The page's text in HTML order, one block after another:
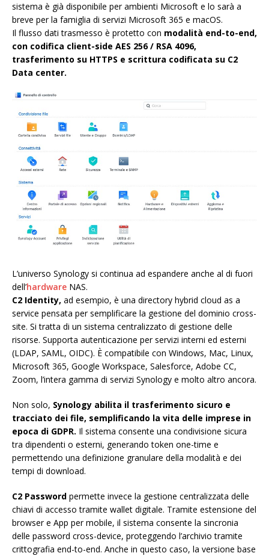
sistema è già disponibile per ambienti Microsoft e lo sarà a
breve per la famiglia di servizi Microsoft 365 e macOS.
Il flusso dati trasmesso è protetto con modalità end-to-end,
con codifica client-side AES 256 / RSA 4096,
trasferimento su HTTPS e scrittura codificata su C2
Data center.
L’universo Synology si continua ad espandere anche al di fuori
dell’hardware NAS.
C2 Identity, ad esempio, è una directory hybrid cloud as a
service pensata per semplificare la gestione del dominio cross-
site. Si tratta di un sistema centralizzato di gestione delle
risorse. Supporta autenticazione per servizi interni ed esterni
(LDAP, SAML, OIDC). È compatibile con Windows, Mac, Linux,
Microsoft 365, Google Workspace, Salesforce, Adobe CC,
Zoom, l’intera gamma di servizi Synology e molto altro ancora.
Non solo, Synology abilita il trasferimento sicuro e
tracciato dei file, semplificando la vita delle imprese in
epoca di GDPR. Il sistema consente una condivisione sicura
tra dipendenti o esterni, generando token one-time e
permettendo una definizione granulare della modalità e dei
tempi di download.
C2 Password permette invece la gestione centralizzata delle
chiavi di accesso tramite wallet digitale. Tramite estensione del
browser e App per mobile, il sistema consente la sincronia
delle password cross-device, proteggendo l’archivio tramite
crittografia end-to-end. Anche in questo caso, la versione base